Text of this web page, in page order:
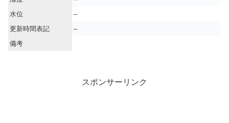
水位
–
更新時間表記
–
備考
スポンサーリンク